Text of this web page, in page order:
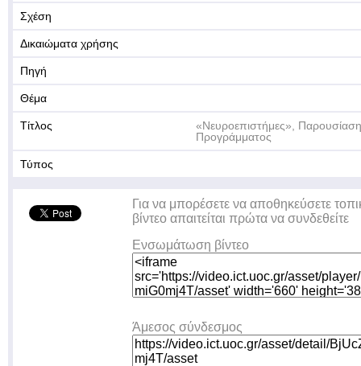
Σχέση
Δικαιώματα χρήσης
Πηγή
Θέμα
Τίτλος
«Νευροεπιστήμες»,
Προγράμματος
Τύπος
Για να μπορέσετε να αποθηκεύσετε
βίντεο απαιτείται πρώτα να συνδεθείτε
Ενσωμάτωση βίντεο
Άμεσος σύνδεσμος